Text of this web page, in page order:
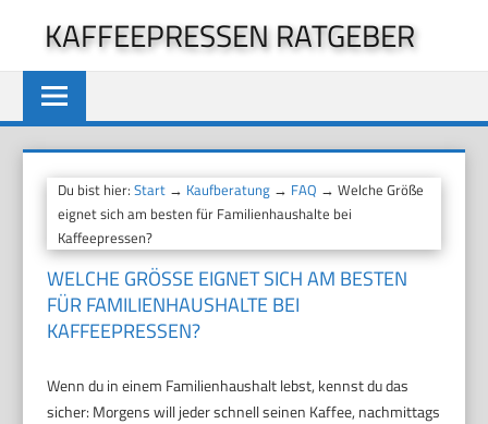
springen
KAFFEEPRESSEN RATGEBER
Du bist hier:Start → Kaufberatung → FAQ → Welche Größe
eignet sich am besten für Familienhaushalte bei
Kaffeepressen?
WELCHE GRÖSSE EIGNET SICH AM BESTEN F
ÜR FAMILIENHAUSHALTE BEI K
AFFEEPRESSEN?
Wenn du in einem Familienhaushalt lebst, kennst du das
sicher: Morgens will jeder schnell seinen Kaffee, nachmittags